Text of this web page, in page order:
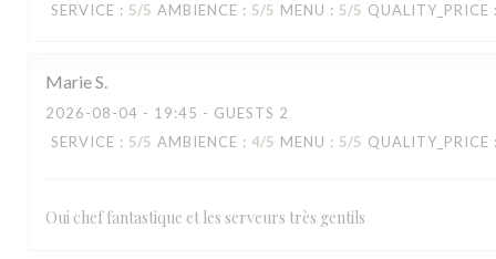
SERVICE : 5/5 AMBIENCE : 5/5 MENU : 5/5 QUALITY_PRICE
MarieS
2026-08-04 - 19:45 - GUESTS 2
SERVICE : 5/5 AMBIENCE : 4/5 MENU : 5/5 QUALITY_PRICE
Oui chef fantastique et les serveurs très gentils